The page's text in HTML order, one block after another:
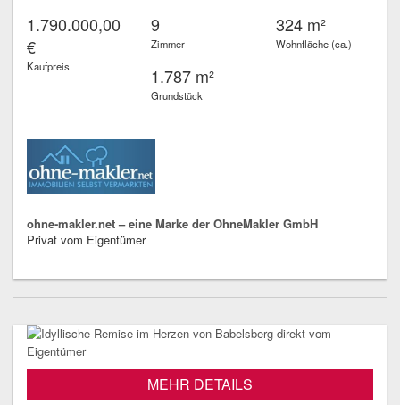
1.790.000,00
€
Kaufpreis
9
Zimmer
324 m²
Wohnfläche (ca.)
1.787 m²
Grundstück
ohne-makler.net – eine Marke der OhneMakler GmbH
Privat vom Eigentümer
MEHR DETAILS